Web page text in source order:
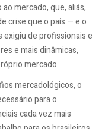
mercado, que, aliás,
crise que o país — e o
de profissionais e
e mais dinâmicas,
mercado.
mercadológicos, o
para o
cada vez mais